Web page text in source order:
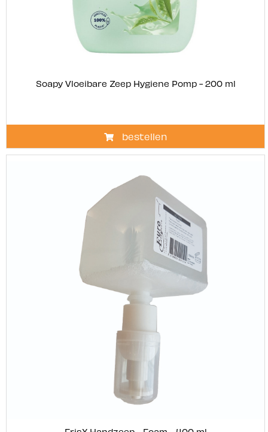
Soapy Vloeibare Zeep Hygiene Pomp - 200 ml
bestellen